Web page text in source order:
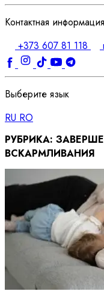
Контактная информация
+373 607 81 118
Выберите язык
RU RO
РУБРИКА:
ВСКАРМЛИВАНИЯ